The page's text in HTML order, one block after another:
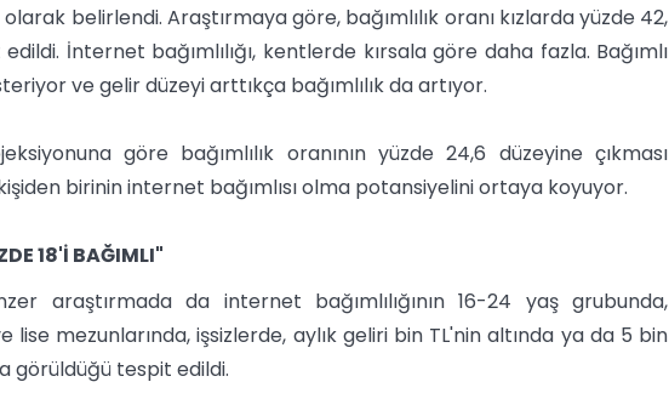
belirlendi. Araştırmaya göre, bağımlılık oranı kızlarda yüzde 42,
İnternet bağımlılığı, kentlerde kırsala göre daha fazla. Bağımlı
ve gelir düzeyi arttıkça bağımlılık da artıyor.
göre bağımlılık oranının yüzde 24,6 düzeyine çıkması
birinin internet bağımlısı olma potansiyelini ortaya koyuyor.
18'İ BAĞIMLI"
araştırmada da internet bağımlılığının 16-24 yaş grubunda,
mezunlarında, işsizlerde, aylık geliri bin TL'nin altında ya da 5 bin
görüldüğü tespit edildi.